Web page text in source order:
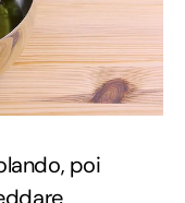
poi